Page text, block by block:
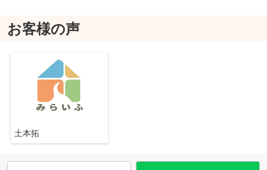
お客様の声
土本拓